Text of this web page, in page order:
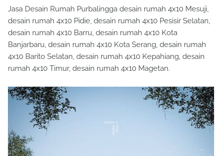
Jasa Desain Rumah Purbalingga desain rumah 4x10 Mesuji,
desain rumah 4x10 Pidie, desain rumah 4x10 Pesisir Selatan,
desain rumah 4x10 Barru, desain rumah 4x10 Kota
Banjarbaru, desain rumah 4x10 Kota Serang, desain rumah
4x10 Barito Selatan, desain rumah 4x10 Kepahiang, desain
rumah 4x10 Timur, desain rumah 4x10 Magetan.